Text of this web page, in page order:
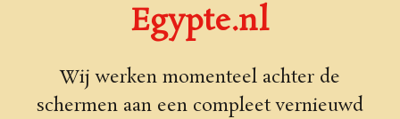
Egypte.nl
Wij werken momenteel achter de
schermen aan een compleet vernieuwd